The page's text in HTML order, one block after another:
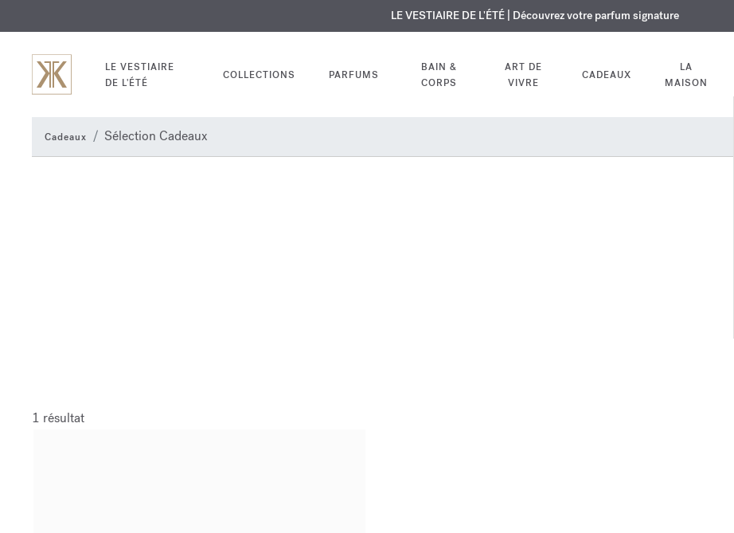
EXCLUSIF | Découvrez le nouveau parfum OUDvelvet mooddans votre commande*
GRAVURE OFFERTE | Sur tous les parfums et huiles pour le corps jusqu'au 9 août
LE VESTIAIRE DE L'ÉTÉ | Découvrez votre parfum signature
LE VESTIAIRE
DE L'ÉTÉ
COLLECTIONS PARFUMS
BAIN &
CORPS
ART DE
VIVRE
CADEAUX
LA
MAISON
Cadeaux Sélection Cadeaux
1 résultat